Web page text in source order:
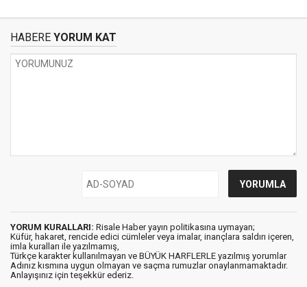
HABERE YORUM KAT
YORUM KURALLARI: Risale Haber yayın politikasına uymayan;
Küfür, hakaret, rencide edici cümleler veya imalar, inançlara saldırı içeren,
imla kuralları ile yazılmamış,
Türkçe karakter kullanılmayan ve BÜYÜK HARFLERLE yazılmış yorumlar
Adınız kısmına uygun olmayan ve saçma rumuzlar onaylanmamaktadır.
Anlayışınız için teşekkür ederiz.